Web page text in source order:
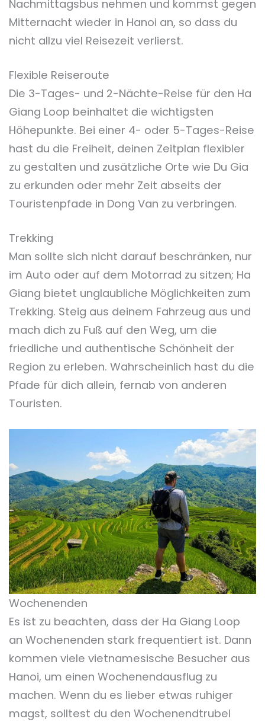
Nachmittagsbus nehmen und kommst gegen
Mitternacht wieder in Hanoi an, so dass du
nicht allzu viel Reisezeit verlierst.
Flexible Reiseroute
Die 3-Tages- und 2-Nächte-Reise für den Ha
Giang Loop beinhaltet die wichtigsten
Höhepunkte. Bei einer 4- oder 5-Tages-Reise
hast du die Freiheit, deinen Zeitplan flexibler
zu gestalten und zusätzliche Orte wie Du Gia
zu erkunden oder mehr Zeit abseits der
Touristenpfade in Dong Van zu verbringen.
Trekking
Man sollte sich nicht darauf beschränken, nur
im Auto oder auf dem Motorrad zu sitzen; Ha
Giang bietet unglaubliche Möglichkeiten zum
Trekking. Steig aus deinem Fahrzeug aus und
mach dich zu Fuß auf den Weg, um die
friedliche und authentische Schönheit der
Region zu erleben. Wahrscheinlich hast du die
Pfade für dich allein, fernab von anderen
Touristen.
Wochenenden
Es ist zu beachten, dass der Ha Giang Loop
an Wochenenden stark frequentiert ist. Dann
kommen viele vietnamesische Besucher aus
Hanoi, um einen Wochenendausflug zu
machen. Wenn du es lieber etwas ruhiger
magst, solltest du den Wochenendtrubel